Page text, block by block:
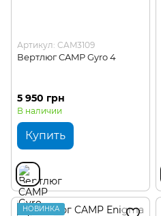
Артикул: CAM3109
Вертлюг CAMP Gyro 4
5 950 грн
В наличии
Купить
НОВИНКА